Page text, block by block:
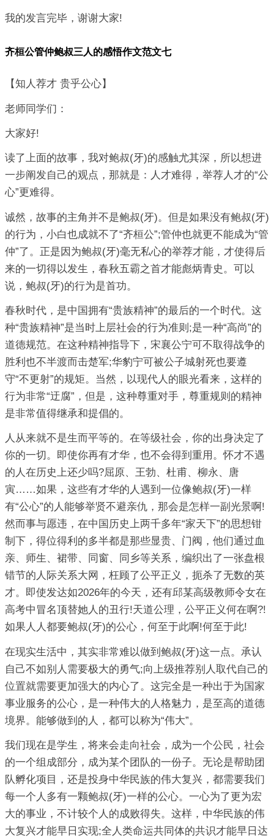
我的发言完毕，谢谢大家!
齐桓公管仲鲍叔三人的感悟作文范文七
【知人荐才 贵乎公心】
老师同学们：
大家好!
读了上面的故事，我对鲍叔(牙)的感触尤其深，所以想进
一步阐发自己的观点，那就是：人才难得，举荐人才的“公
心”更难得。
诚然，故事的主角并不是鲍叔(牙)。但是如果没有鲍叔(牙)
的行为，小白也成就不了“齐桓公”;管仲也就更不能成为“管
仲”了。正是因为鲍叔(牙)毫无私心的举荐才能，才使得后
来的一切得以发生，春秋五霸之首才能彪炳青史。可以
说，鲍叔(牙)的行为是首功。
春秋时代，是中国拥有“贵族精神”的最后的一个时代。这
种“贵族精神”是当时上层社会的行为准则;是一种“高尚”的
道德规范。在这种精神指导下，宋襄公宁可不取得战争的
胜利也不半渡而击楚军;华豹宁可被公子城射死也要遵
守“不更射”的规矩。当然，以现代人的眼光看来，这样的
行为非常“迂腐”，但是，这种尊重对手，尊重规则的精神
是非常值得继承和提倡的。
人从来就不是生而平等的。在等级社会，你的出身决定了
你的一切。即使你再有才华，也不会得到重用。怀才不遇
的人在历史上还少吗?屈原、王勃、杜甫、柳永、唐
寅……如果，这些有才华的人遇到一位像鲍叔(牙)一样
有“公心”的人能够举贤不避亲仇，那会是怎样一副光景啊!
然而事与愿违，在中国历史上两千多年“家天下”的思想钳
制下，得位得利的多半都是那些显贵、门阀，他们通过血
亲、师生、裙带、同窗、同乡等关系，编织出了一张盘根
错节的人际关系大网，枉顾了公平正义，扼杀了无数的英
才。即使发达如2026年的今天，还有邱某高级教师令女在
高考中冒名顶替她人的丑行!天道公理，公平正义何在啊?!
如果人人都要鲍叔(牙)的公心，何至于此啊!何至于此!
在现实生活中，其实非常难以做到鲍叔(牙)这一点。承认
自己不如别人需要极大的勇气;向上级推荐别人取代自己的
位置就需要更加强大的内心了。这完全是一种出于为国家
事业服务的公心，是一种伟大的人格魅力，是至高的道德
境界。能够做到的人，都可以称为“伟大”。
我们现在是学生，将来会走向社会，成为一个公民，社会
的一个组成部分，成为某个团队的一份子。无论是帮助团
队孵化项目，还是投身中华民族的伟大复兴，都需要我们
每一个人多有一颗鲍叔(牙)一样的公心。一心为了更为宏
大的事业，不计较个人的成败得失。这样，中华民族的伟
大复兴才能早日实现;全人类命运共同体的共识才能早日达